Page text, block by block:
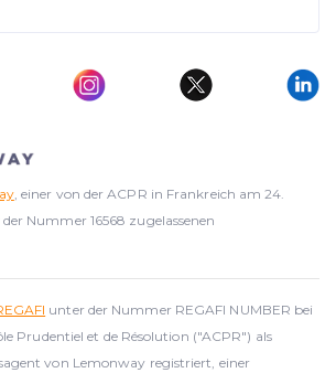
, einer von der ACPR in Frankreich am 24.
Nummer 16568 zugelassenen
unter der Nummer REGAFI NUMBER bei
Prudentiel et de Résolution ("ACPR") als
von Lemonway registriert, einer